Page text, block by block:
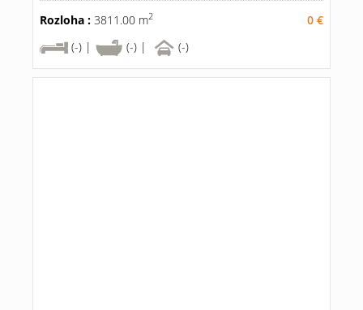
Rozloha : 3811.00 m2
0 €
(-) |
(-) | (-)